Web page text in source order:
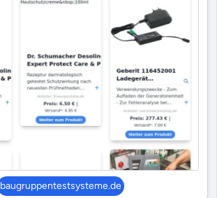
baugruppentestsysteme.de